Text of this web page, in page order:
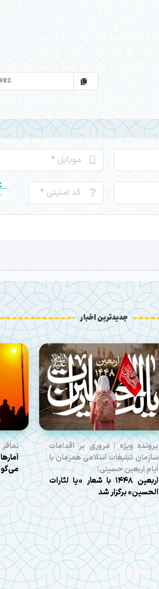
جدیدترین اخبار
پرونده ویژه | مروری بر اقدامات
سازمان تبلیغات اسلامی همزمان با
ایام اربعین حسینی؛
اربعین ۱۴۴۸ با شعار «یا لثارات
الحسین» برگزار شد